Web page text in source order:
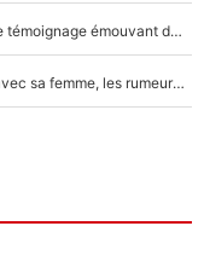
F1 : « Je lui ai fait un câlin, puis j’ai dû partir...», le témoignage émouvant de Max Verstappen sur sa fille
F1 : Charles Leclerc surpris par les paparazzis avec sa femme, les rumeurs étaient vraies !